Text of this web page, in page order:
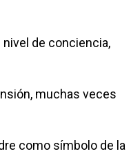
de conciencia,
muchas veces
como símbolo de la